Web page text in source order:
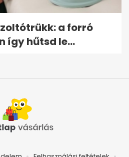
a forró
így hűtsd le...